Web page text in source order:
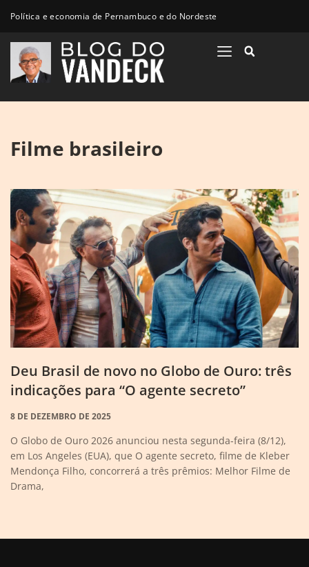
Política e economia de Pernambuco e do Nordeste
Filme brasileiro
Deu Brasil de novo no Globo de Ouro: três
indicações para “O agente secreto”
8 DE DEZEMBRO DE 2025
O Globo de Ouro 2026 anunciou nesta segunda-feira (8/12),
em Los Angeles (EUA), que O agente secreto, filme de Kleber
Mendonça Filho, concorrerá a três prêmios: Melhor Filme de
Drama,